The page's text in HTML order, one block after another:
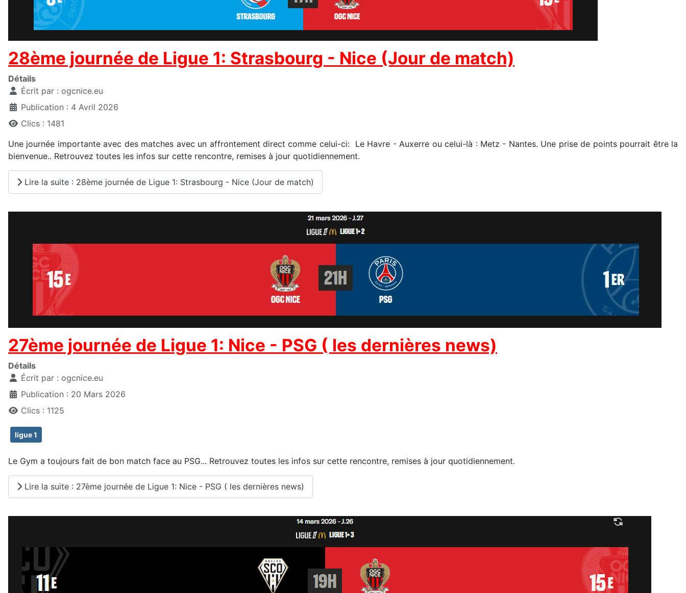
28ème journée de Ligue 1: Strasbourg - Nice (Jour de match)
Détails
Écrit par : ogcnice.eu
Publication : 4 Avril 2026
Clics : 1481
Une journée importante avec des matches avec un affrontement direct comme celui-ci: Le Havre - Auxerre ou celui-là : Metz - Nantes. Une prise de points pourrait être la
bienvenue.. Retrouvez toutes les infos sur cette rencontre, remises à jour quotidiennement.
Lire la suite : 28ème journée de Ligue 1: Strasbourg - Nice (Jour de match)
27ème journée de Ligue 1: Nice - PSG ( les dernières news)
Détails
Écrit par : ogcnice.eu
Publication : 20 Mars 2026
Clics : 1125
ligue 1
Le Gym a toujours fait de bon match face au PSG... Retrouvez toutes les infos sur cette rencontre, remises à jour quotidiennement.
Lire la suite : 27ème journée de Ligue 1: Nice - PSG ( les dernières news)